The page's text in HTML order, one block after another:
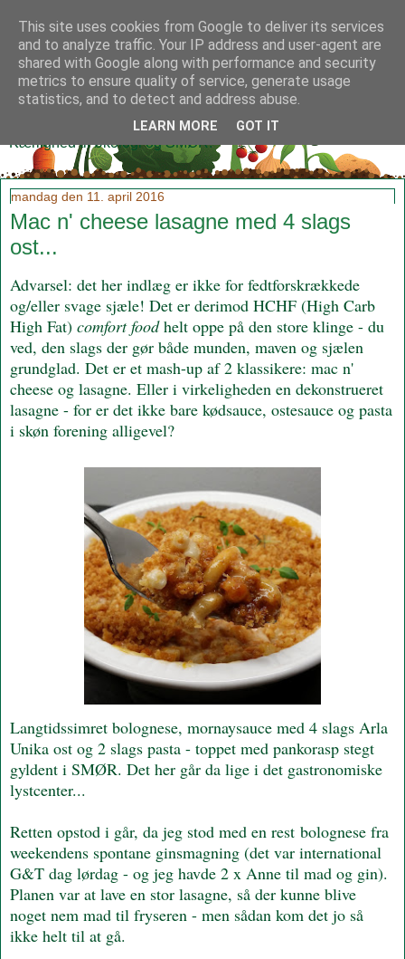
Klidmoster.dk
Kærlighed til økologi og SMØR!
mandag den 11. april 2016
Mac n' cheese lasagne med 4 slags
ost...
Advarsel: det her indlæg er ikke for fedtforskrækkede
og/eller svage sjæle! Det er derimod HCHF (High Carb
High Fat) comfort foodhelt oppe på den store klinge - du
ved, den slags der gør både munden, maven og sjælen
grundglad. Det er et mash-up af 2 klassikere: mac n'
cheese og lasagne. Eller i virkeligheden en dekonstrueret
lasagne - for er det ikke bare kødsauce, ostesauce og pasta
i skøn forening alligevel?
Langtidssimret bolognese, mornaysauce med 4 slags Arla
Unika ost og 2 slags pasta - toppet med pankorasp stegt
gyldent i SMØR. Det her går da lige i det gastronomiske
lystcenter...
Retten opstod i går, da jeg stod med en rest bolognese fra
weekendens spontane ginsmagning (det var international
G&T dag lørdag - og jeg havde 2 x Anne til mad og gin).
Planen var at lave en stor lasagne, så der kunne blive
noget nem mad til fryseren - men sådan kom det jo så
ikke helt til at gå.
This site uses cookies from Google to deliver its services
and to analyze traffic. Your IP address and user-agent are
shared with Google along with performance and security
metrics to ensure quality of service, generate usage
statistics, and to detect and address abuse.
LEARN MORE GOT IT